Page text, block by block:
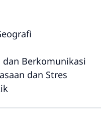
Berkomunikasi
dan Stres